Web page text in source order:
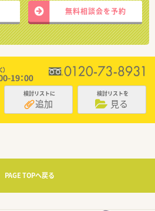
無料相談会を予約
検討リストに
追加
検討リストを
見る
PAGE TOPへ戻る